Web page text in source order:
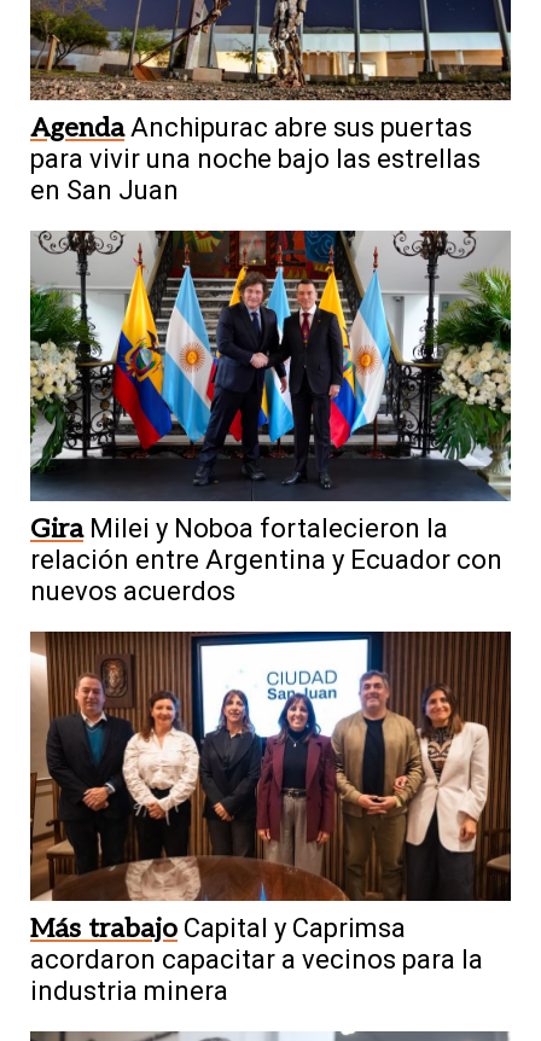
Agenda Anchipurac abre sus puertas
para vivir una noche bajo las estrellas
en San Juan
Gira Milei y Noboa fortalecieron la
relación entre Argentina y Ecuador con
nuevos acuerdos
Más trabajo Capital y Caprimsa
acordaron capacitar a vecinos para la
industria minera